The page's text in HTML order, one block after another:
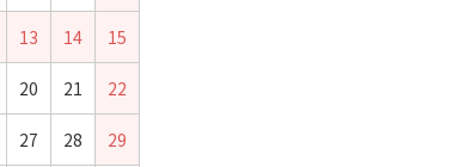
13 14 15
20 21 22
27 28 29